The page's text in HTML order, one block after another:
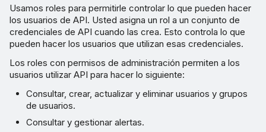
Usamos roles para permitirle controlar lo que pueden hacer
los usuarios de API. Usted asigna un rol a un conjunto de
credenciales de API cuando las crea. Esto controla lo que
pueden hacer los usuarios que utilizan esas credenciales.
Los roles con permisos de administración permiten a los
usuarios utilizar API para hacer lo siguiente:
Consultar, crear, actualizar y eliminar usuarios y grupos
de usuarios.
Consultar y gestionar alertas.